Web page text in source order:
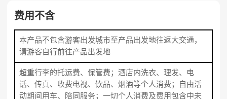
费用不含
本产品不包含游客出发城市至产品出发地往返大交通，
请游客自行前往产品出发地
超重行李的托运费、保管费；酒店内洗衣、理发、电
话、传真、收费电视、饮品、烟酒等个人消费；自由活
动期间用车、陪同服务；一切个人消费及费用包含中未